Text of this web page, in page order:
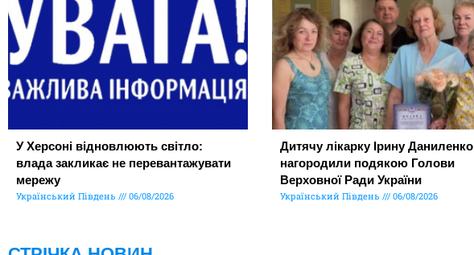
У Херсоні відновлюють світло:
влада закликає не перевантажувати
мережу
Український Південь 06/08/2026
Дитячу лікарку Ірину Даниленко
нагородили подякою Голови
Верховної Ради України
Український Південь 06/08/2026